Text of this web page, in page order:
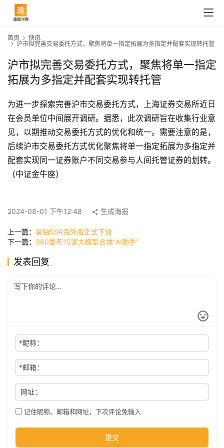
首
页
快
讯
公
首页
快讯
沪市拟完善交易委托方式，聚焦将单一指定拓展为多指定并配套实现转托管
沪市拟完善交易委托方式，聚焦将单一指定
拓展为多指定并配套实现转托管
为进一步探索完善沪市交易委托方式，上海证券交易所近日
在会员单位中间展开调研。据悉，此次调研旨在收集行业意
见，以期推动交易委托方式的优化和统一。需要注意的是，
后续沪市交易委托方式优化聚焦将单一指定拓展为多指定并
配套实现同一证券账户不同交易参与人间托管证券的划转。
（中证金牛座）
2024-08-01 下午12:48 生成海报
上一篇： 昊铂SSR海外版正式下线
下一篇： 360发布15家大模型合体“AI助手”
发表回复
*昵称：
*邮箱：
网址：
记住昵称、邮箱和网址，下次评论免输入
提交